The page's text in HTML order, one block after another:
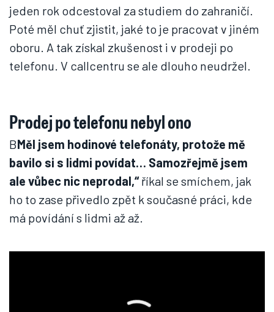
jeden rok odcestoval za studiem do zahraničí.
Poté měl chuť zjistit, jaké to je pracovat v jiném
oboru. A tak získal zkušenost i v prodeji po
telefonu. V callcentru se ale dlouho neudržel.
Prodej po telefonu nebyl ono
BMěl jsem hodinové telefonáty, protože mě
bavilo si s lidmi povídat… Samozřejmě jsem
ale vůbec nic neprodal,“říkal se smíchem, jak
ho to zase přivedlo zpět k současné práci, kde
má povídání s lidmi až až.